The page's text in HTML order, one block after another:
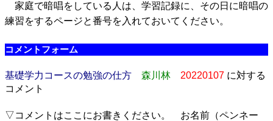
家庭で暗唱をしている人は、学習記録に、その日に暗唱の
練習をするページと番号を入れておいてください。
コメントフォーム
基礎学力コースの勉強の仕方 森川林 20220107 に対する
コメント
▽コメントはここにお書きください。 お名前（ペンネー